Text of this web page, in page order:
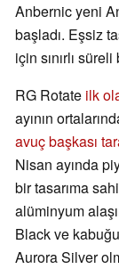
Anbernic yeni
başladı. Eşsiz
için sınırlı
RG Rotate ilk
ayının
avuç başkası
Nisan ayında
bir tasarıma
alüminyum
Black ve
Aurora Silver